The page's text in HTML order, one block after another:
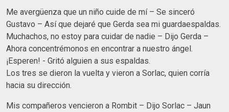
Me avergüenza que un niño cuide de mí – Se sinceró
Gustavo – Así que dejaré que Gerda sea mi guardaespaldas.
Muchachos, no estoy para cuidar de nadie – Dijo Gerda –
Ahora concentrémonos en encontrar a nuestro ángel.
¡Esperen! - Gritó alguien a sus espaldas.
Los tres se dieron la vuelta y vieron a Sorlac, quien corría
hacia su dirección.
Mis compañeros vencieron a Rombit – Dijo Sorlac – Jaun